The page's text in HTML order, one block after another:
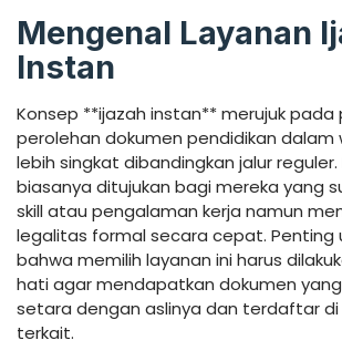
Mengenal Layanan
Instan
Konsep **ijazah instan** merujuk pada
perolehan dokumen pendidikan dalam
lebih singkat dibandingkan jalur reguler.
biasanya ditujukan bagi mereka yang
skill atau pengalaman kerja namun
legalitas formal secara cepat. Penting
bahwa memilih layanan ini harus
hati agar mendapatkan dokumen
setara dengan aslinya dan terdaftar
terkait.